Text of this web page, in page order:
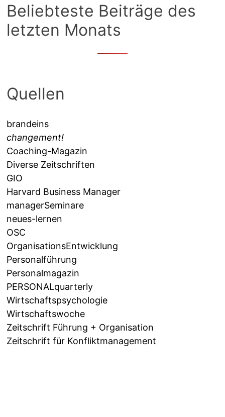
Beliebteste Beiträge des
letzten Monats
Quellen
brandeins
changement!
Coaching-Magazin
Diverse Zeitschriften
GIO
Harvard Business Manager
managerSeminare
neues-lernen
OSC
OrganisationsEntwicklung
Personalführung
Personalmagazin
PERSONALquarterly
Wirtschaftspsychologie
Wirtschaftswoche
Zeitschrift Führung + Organisation
Zeitschrift für Konfliktmanagement